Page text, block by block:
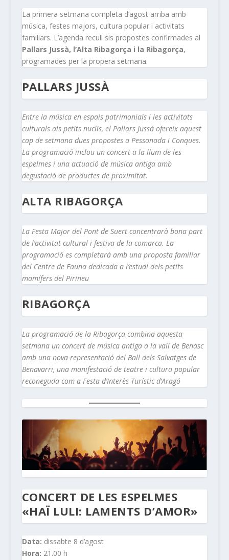
La primera setmana completa d’agost arriba amb
música, festes majors, cultura popular i activitats
familiars. L’agenda recull sis propostes confirmades al
Pallars Jussà, l’Alta Ribagorça i la Ribagorça,
programades per la propera setmana.
PALLARS JUSSÀ
Entre la música en espais patrimonials i les activitats
culturals als petits nuclis, el Pallars Jussà ofereix aquest
cap de setmana dues propostes a Pessonada i Conques.
La programació inclou un concert a la llum de les
espelmes i una actuació de música antiga amb
degustació de productes de proximitat.
ALTA RIBAGORÇA
La Festa Major del Pont de Suert concentrarà bona part
de l’activitat cultural i festiva de la comarca. La
programació es completarà amb una proposta familiar
del Centre de Fauna dedicada a l’estudi dels petits
mamífers del Pirineu
RIBAGORÇA
La programació de la Ribagorça combina aquesta
setmana un concert de música antiga a la vall de Benasc
amb una nova representació del Ball dels Salvatges de
Benavarri, una manifestació de teatre i cultura popular
reconeguda com a Festa d’Interès Turístic d’Aragó
CONCERT DE LES ESPELMES
«HAÏ LULI: LAMENTS D’AMOR»
Data: dissabte 8 d’agost
Hora: 21.00 h